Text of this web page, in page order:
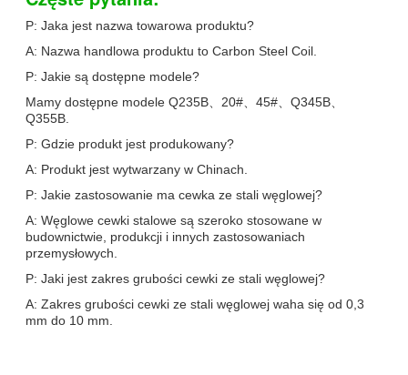
P: Jaka jest nazwa towarowa produktu?
A: Nazwa handlowa produktu to Carbon Steel Coil.
P: Jakie są dostępne modele?
Mamy dostępne modele Q235B、20#、45#、Q345B、
Q355B.
P: Gdzie produkt jest produkowany?
A: Produkt jest wytwarzany w Chinach.
P: Jakie zastosowanie ma cewka ze stali węglowej?
A: Węglowe cewki stalowe są szeroko stosowane w
budownictwie, produkcji i innych zastosowaniach
przemysłowych.
P: Jaki jest zakres grubości cewki ze stali węglowej?
A: Zakres grubości cewki ze stali węglowej waha się od 0,3
mm do 10 mm.